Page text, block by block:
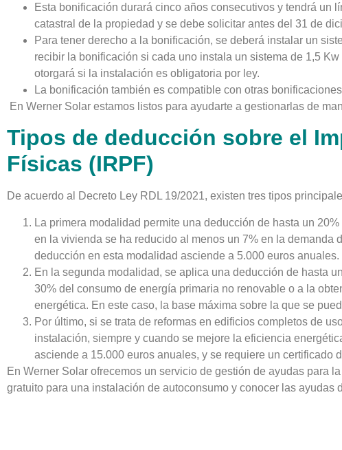
Esta bonificación durará cinco años consecutivos y tendrá un
catastral de la propiedad y se debe solicitar antes del 31 de
Para tener derecho a la bonificación, se deberá instalar un
recibir la bonificación si cada uno instala un sistema de 1,5
otorgará si la instalación es obligatoria por ley.
La bonificación también es compatible con otras
En Werner Solar estamos listos para ayudarte a gestionarlas de
Tipos de deducción sobre el
Físicas (IRPF)
De acuerdo al Decreto Ley RDL 19/2021, existen tres tipos
La primera modalidad permite una deducción de hasta un
en la vivienda se ha reducido al menos un 7% en la demanda
deducción en esta modalidad asciende a 5.000 euros anuales.
En la segunda modalidad, se aplica una deducción de hasta
30% del consumo de energía primaria no renovable o a la
energética. En este caso, la base máxima sobre la que se
Por último, si se trata de reformas en edificios completos de
instalación, siempre y cuando se mejore la eficiencia
asciende a 15.000 euros anuales, y se requiere un
En Werner Solar ofrecemos un servicio de gestión de ayudas para
gratuito para una instalación de autoconsumo y conocer las